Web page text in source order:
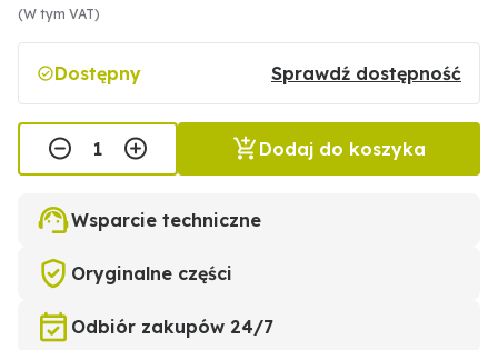
(W tym VAT)
Dostępny Sprawdź dostępność
Dodaj do koszyka
Wsparcie techniczne
Oryginalne części
Odbiór zakupów 24/7